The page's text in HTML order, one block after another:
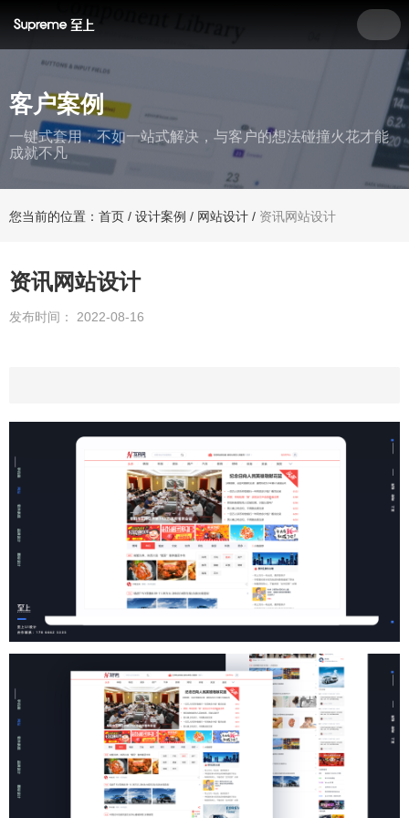
客户案例
一键式套用，不如一站式解决，与客户的想法碰撞火花才能
成就不凡
您当前的位置：首页 / 设计案例 / 网站设计 / 资讯网站设计
资讯网站设计
发布时间： 2022-08-16